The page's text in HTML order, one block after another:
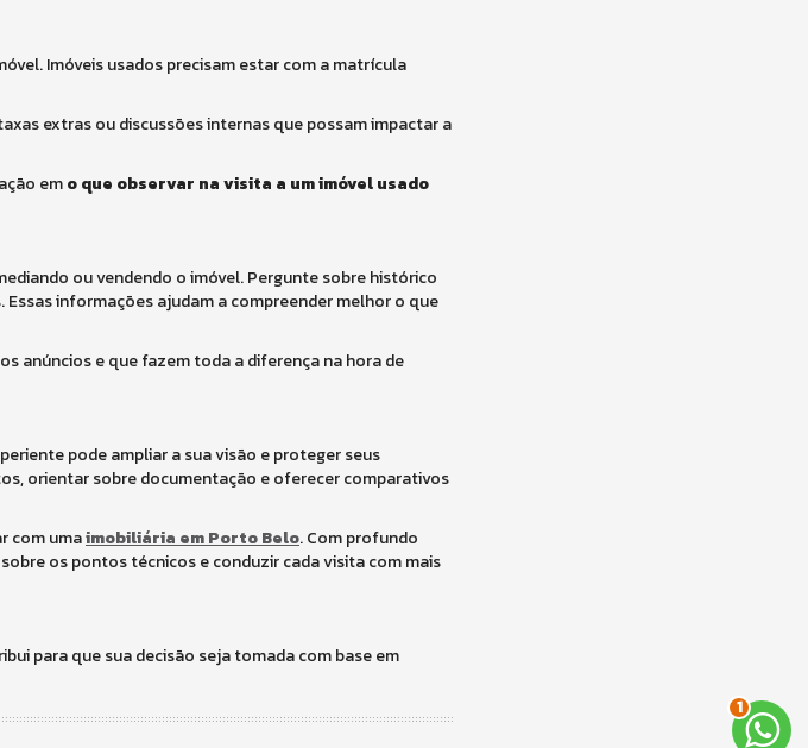
Imóveis usados precisam estar com a matrícula
extras ou discussões internas que possam impactar a
emo que observar na visita a um imóvel usado
ou vendendo o imóvel. Pergunte sobre histórico
informações ajudam a compreender melhor o que
anúncios e que fazem toda a diferença na hora de
pode ampliar a sua visão e proteger seus
orientar sobre documentação e oferecer comparativos
com umaimobiliária em Porto Belo. Com profundo
os pontos técnicos e conduzir cada visita com mais
para que sua decisão seja tomada com base em
2